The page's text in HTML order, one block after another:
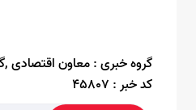
گروه خبری :معاون اقتصادی
کد خبر : 45807